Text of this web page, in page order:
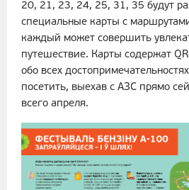
20, 21, 23, 24, 25, 31, 35 будут
специальные карты с
каждый может совершить
путешествие. Карты содержат
обо всех
посетить, выехав с АЗС прямо
всего апреля.